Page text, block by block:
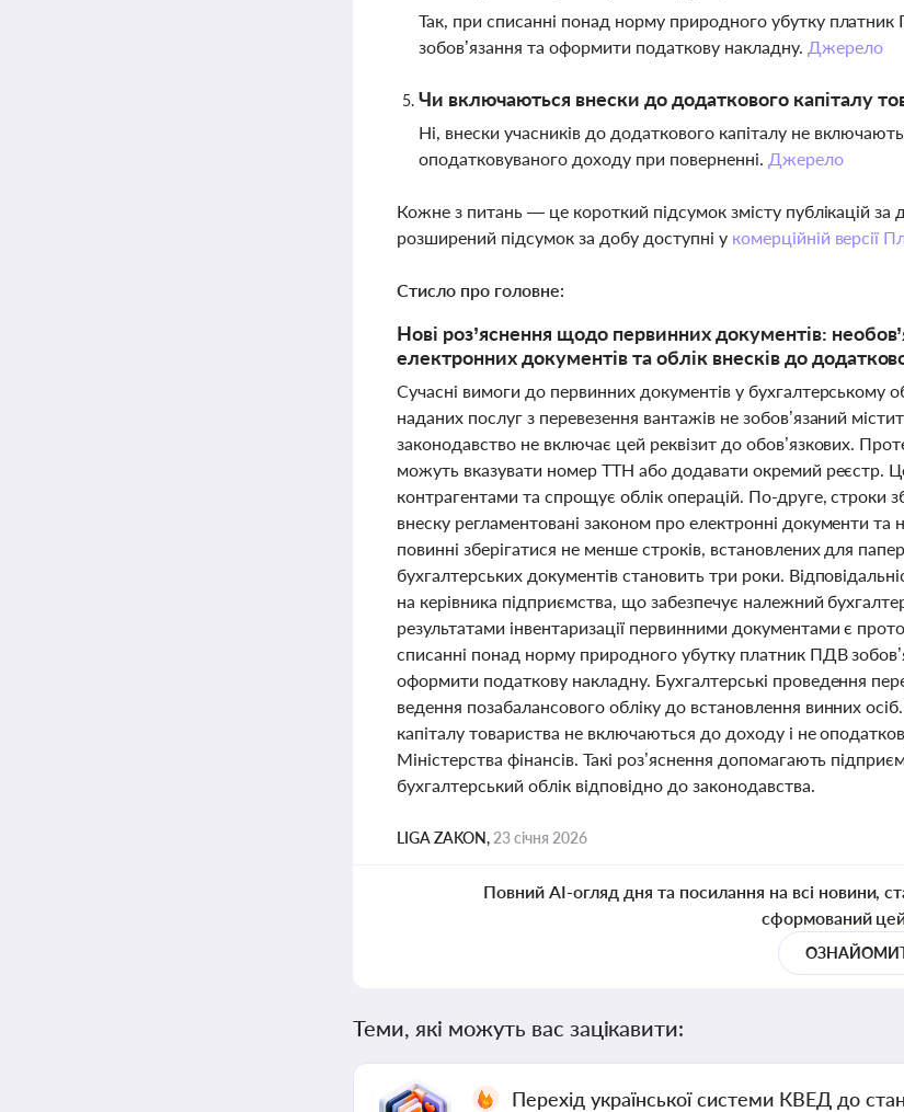
Так, при списанні понад норму природного убутку
зобов’язання та оформити податкову накладну. Джерело
Чи включаються внески до додаткового капіталу
Ні, внески учасників до додаткового капіталу не
оподатковуваного доходу при поверненні. Джерело
Кожне з питань — це короткий підсумок змісту публікацій
розширений підсумок за добу доступні у комерційній версії
Стисло про головне:
Нові роз’яснення щодо первинних документів:
електронних документів та облік внесків до
Сучасні вимоги до первинних документів у бухгалтерському
наданих послуг з перевезення вантажів не зобов’язаний
законодавство не включає цей реквізит до обов’язкових.
можуть вказувати номер ТТН або додавати окремий реєстр.
контрагентами та спрощує облік операцій. По-друге, строки
внеску регламентовані законом про електронні документи та
повинні зберігатися не менше строків, встановлених для
бухгалтерських документів становить три роки.
на керівника підприємства, що забезпечує належний
результатами інвентаризації первинними документами є
списанні понад норму природного убутку платник ПДВ
оформити податкову накладну. Бухгалтерські проведення
ведення позабалансового обліку до встановлення винних
капіталу товариства не включаються до доходу і не
Міністерства фінансів. Такі роз’яснення допомагають
бухгалтерський облік відповідно до законодавства.
LIGA ZAKON, 23 січня 2026
Повний AI-огляд дня та посилання на всі новини,
сформований
Теми, які можуть вас зацікавити:
Перехід української системи КВЕД до